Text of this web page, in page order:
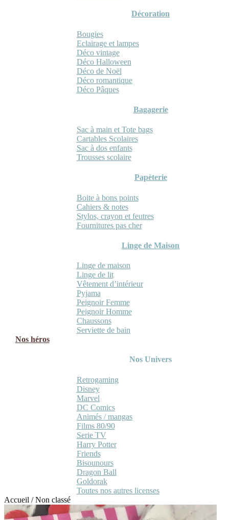
Décoration
Bougies
Eclairage et lampes
Déco vintage
Déco Halloween
Déco de Noël
Déco romantique
Déco Pâques
Bagagerie
Sac à main et Tote bags
Cartables Scolaires
Sac à dos enfants
Trousses scolaire
Papèterie
Boite à bons points
Cahiers & notes
Stylos, crayon et feutres
Fournitures pas cher
Linge de Maison
Linge de maison
Linge de lit
Vêtement d’intérieur
Pyjama
Peignoir Femme
Peignoir Homme
Chaussons
Serviette de bain
Nos héros
Nos Univers
Retrogaming
Disney
Marvel
DC Comics
Animés / mangas
Films 80/90
Serie TV
Harry Potter
Friends
Bisounours
Dragon Ball
Goldorak
Toutes nos autres licenses
Accueil /Non classé